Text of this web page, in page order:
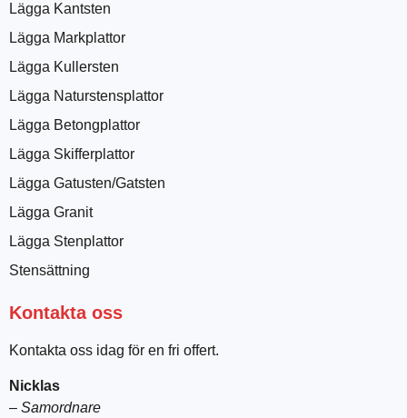
Lägga Kantsten
Lägga Markplattor
Lägga Kullersten
Lägga Naturstensplattor
Lägga Betongplattor
Lägga Skifferplattor
Lägga Gatusten/Gatsten
Lägga Granit
Lägga Stenplattor
Stensättning
Kontakta oss
Kontakta oss idag för en fri offert.
Nicklas
– Samordnare